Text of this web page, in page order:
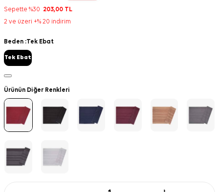
Sepette %30 203,00 TL
2 ve üzeri +% 20 indirim
Beden :Tek Ebat
Tek Ebat
Ürünün Diğer Renkleri